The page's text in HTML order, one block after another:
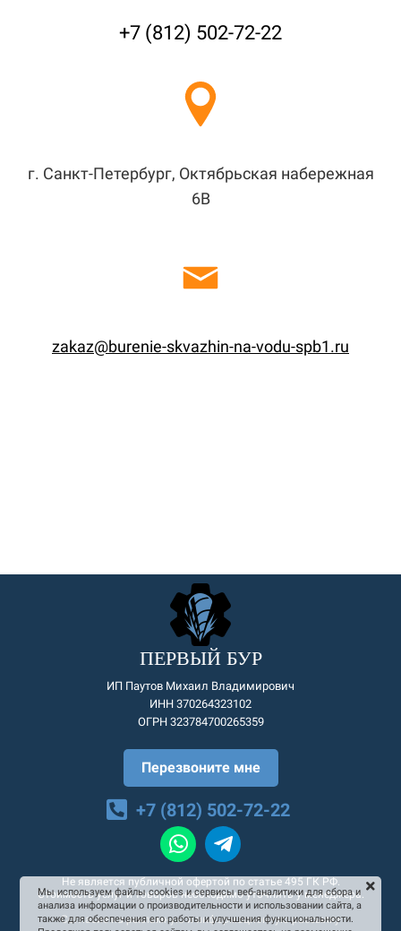
+7 (812) 502-72-22
г. Санкт-Петербург, Октябрьская набережная
6В
zakaz@burenie-skvazhin-na-vodu-spb1.ru
ПЕРВЫЙ БУР
ИП Паутов Михаил Владимирович
ИНН 370264323102
ОГРН 323784700265359
Перезвоните мне
+7 (812) 502-72-22
Не является публичной офертой по статье 495 ГК РФ.
Стоимость услуг и товаров необходимо уточнять у менеджера.
Согласие на рекламную и информационную рассылку
Мы используем файлы cookies и сервисы веб-аналитики для сбора и
анализа информации о производительности и использовании сайта, а
также для обеспечения его работы и улучшения функциональности.